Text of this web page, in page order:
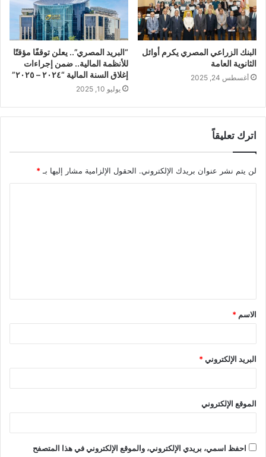
البنك الزراعي المصري يكرم أوائل
الثانوية العامة
أغسطس 24, 2025
“البريد المصري”.. يعلن توقفًا مؤقتًا
للأنظمة المالية.. ضمن إجراءات
إغلاق السنة المالية “٢٠٢٤ – ٢٠٢٥”
يوليو 10, 2025
اترك تعليقاً
لن يتم نشر عنوان بريدك الإلكتروني. الحقول الإلزامية مشار إليها بـ*
ق
*
الاسم *
البريد الإلكتروني*
الموقع الإلكتروني
احفظ اسمي، بريدي الإلكتروني، والموقع الإلكتروني في هذا المتصفح